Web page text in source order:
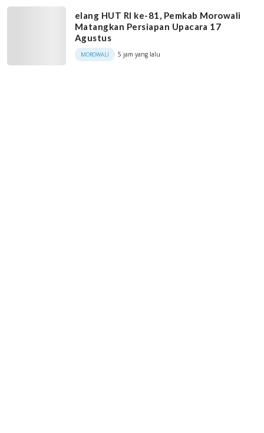
elang HUT RI ke-81, Pemkab Morowali
Matangkan Persiapan Upacara 17
Agustus
MOROWALI 5 jam yang lalu